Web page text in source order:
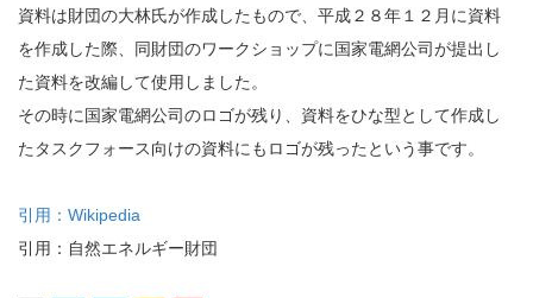
資料は財団の大林氏が作成したもので、平成２８年１２月に資料
を作成した際、同財団のワークショップに国家電網公司が提出し
た資料を改編して使用しました。
その時に国家電網公司のロゴが残り、資料をひな型として作成し
たタスクフォース向けの資料にもロゴが残ったという事です。
引用：Wikipedia
引用：自然エネルギー財団